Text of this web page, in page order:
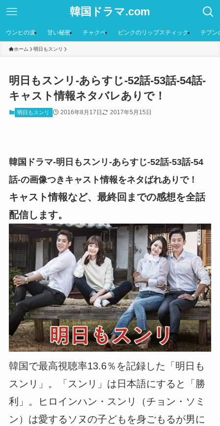
韓国ドラマ.com
ウンヒの涙 甘い秘密 チャクペ ピンクのリップスティック テプン
ホーム 明日もスンリ
明日もスンリ-あらすじ-52話-53話-54話-
キャスト情報ネタバレありで！
明日もスンリ 2016年8月17日 2017年5月15日
韓国ドラマ-明日もスンリ-あらすじ-52話-53話-54
話-の画像つきキャスト情報をネタばれありで！
キャスト情報など、最終回までの感想を全話
配信します。
韓国で最高視聴率13.6％を記録した「明日も
スンリ」。「スンリ」は日本語にすると「勝
利」。ヒロインハン・スンリ（チョン・ソミ
ン）は愛するソヌの子どもを身ごもるが男に